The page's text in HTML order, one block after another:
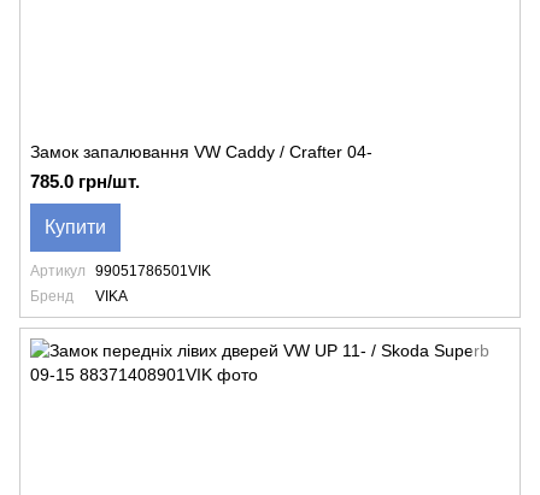
Замок запалювання VW Caddy / Crafter 04-
785.0 грн/шт.
Купити
Артикул
99051786501VIK
Бренд
VIKA